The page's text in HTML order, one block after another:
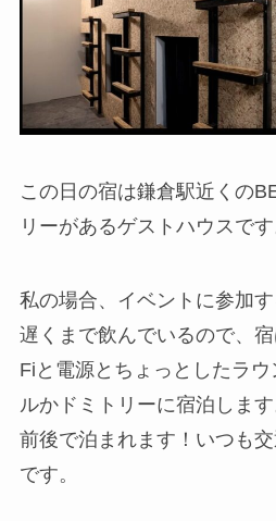
この日の宿は鎌倉駅近くの
リーがあるゲストハウスです
私の場合、イベントに参加
遅くまで飲んでいるので、
Fiと電源とちょっとしたラ
ルかドミトリーに宿泊しま
前後で泊まれます！いつも
です。